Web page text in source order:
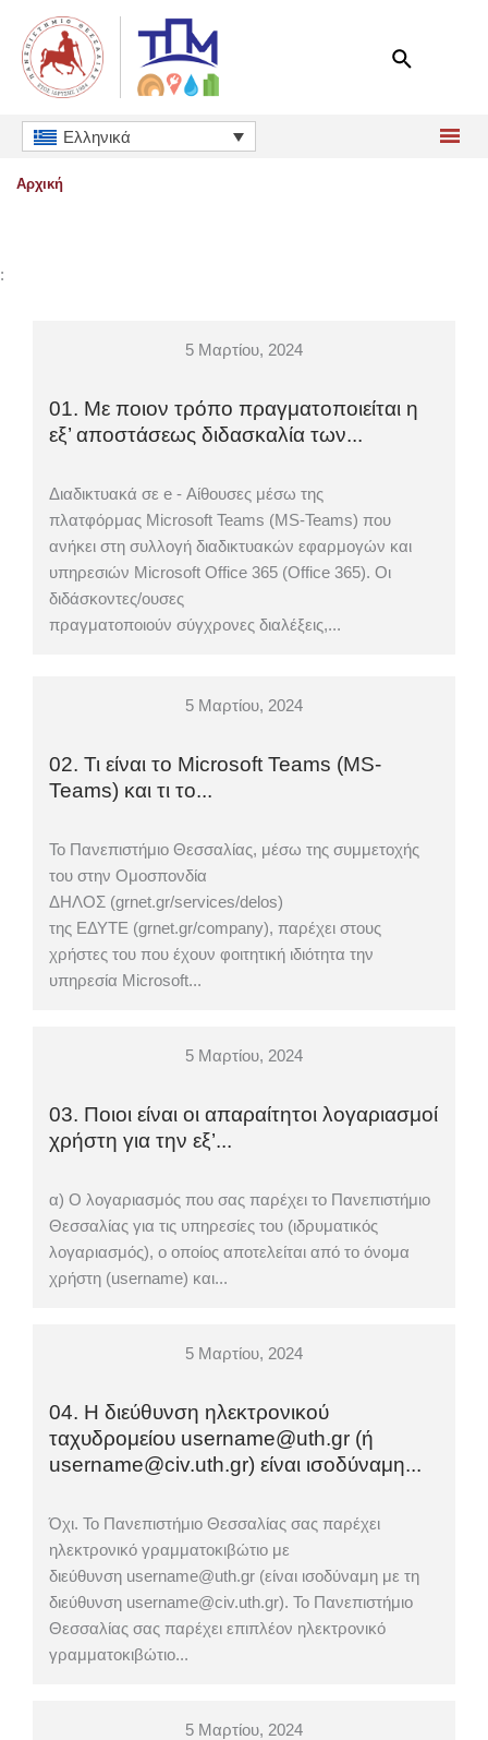
περιεχόμενο
Ελληνικά
Αρχική
:
5 Μαρτίου, 2024
01. Με ποιον τρόπο πραγματοποιείται η
εξ’ αποστάσεως διδασκαλία των...
Διαδικτυακά σε e - Αίθουσες μέσω της
πλατφόρμας Microsoft Teams (MS-Teams) που
ανήκει στη συλλογή διαδικτυακών εφαρμογών και
υπηρεσιών Microsoft Office 365 (Office 365). Οι
διδάσκοντες/ουσες
πραγματοποιούν σύγχρονες διαλέξεις,...
5 Μαρτίου, 2024
02. Τι είναι το Microsoft Teams (MS-
Teams) και τι το...
Το Πανεπιστήμιο Θεσσαλίας, μέσω της συμμετοχής
του στην Ομοσπονδία
ΔΗΛΟΣ (grnet.gr/services/delos)
της ΕΔΥΤΕ (grnet.gr/company), παρέχει στους
χρήστες του που έχουν φοιτητική ιδιότητα την
υπηρεσία Microsoft...
5 Μαρτίου, 2024
03. Ποιοι είναι οι απαραίτητοι λογαριασμοί
χρήστη για την εξ’...
α) Ο λογαριασμός που σας παρέχει το Πανεπιστήμιο
Θεσσαλίας για τις υπηρεσίες του (ιδρυματικός
λογαριασμός), ο οποίος αποτελείται από το όνομα
χρήστη (username) και...
5 Μαρτίου, 2024
04. Η διεύθυνση ηλεκτρονικού
ταχυδρομείου username@uth.gr (ή
username@civ.uth.gr) είναι ισοδύναμη...
Όχι. Το Πανεπιστήμιο Θεσσαλίας σας παρέχει
ηλεκτρονικό γραμματοκιβώτιο με
διεύθυνση username@uth.gr (είναι ισοδύναμη με τη
διεύθυνση username@civ.uth.gr). Το Πανεπιστήμιο
Θεσσαλίας σας παρέχει επιπλέον ηλεκτρονικό
γραμματοκιβώτιο...
5 Μαρτίου, 2024